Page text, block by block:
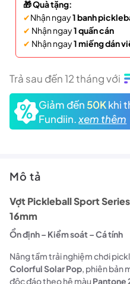
🎁 Quà tặng:
✔Nhận ngay1 banh
✔ Nhận ngay1 quấn cán
✔ Nhận ngay1 miếng dán
Trả sau đến 12 tháng với
Giảm đến 50Kkhi
Fundiin.xem thêm
Mô tả
Vợt Pickleball Sport
16mm
Ổn định – Kiểm soát – Cá tính
Nâng tầm trải nghiệm chơi
Colorful Solar Pop, phiên bản
độc đáo theo hệ màu Pantone